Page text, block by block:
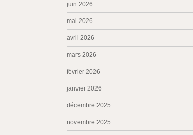
juin 2026
mai 2026
avril 2026
mars 2026
février 2026
janvier 2026
décembre 2025
novembre 2025